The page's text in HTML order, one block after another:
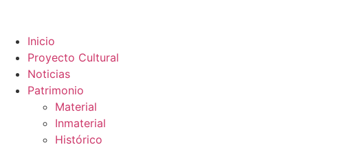
Inicio
Proyecto Cultural
Noticias
Patrimonio
Material
Inmaterial
Histórico